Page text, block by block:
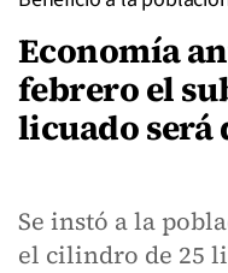
Economía
febrero el
licuado será
Se instó a la
el cilindro de 25